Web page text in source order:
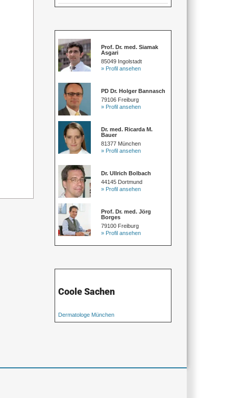
Prof. Dr. med. Siamak
Asgari
85049 Ingolstadt
» Profil ansehen
PD Dr. Holger Bannasch
79106 Freiburg
» Profil ansehen
Dr. med. Ricarda M.
Bauer
81377 München
» Profil ansehen
Dr. Ullrich Bolbach
44145 Dortmund
» Profil ansehen
Prof. Dr. med. Jörg
Borges
79100 Freiburg
» Profil ansehen
Coole Sachen
Dermatologe München